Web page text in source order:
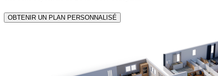
OBTENIR UN PLAN PERSONNALISÉ